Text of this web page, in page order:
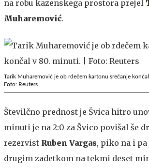
na robu kazenskega prostora prejel
Muharemović.
Tarik Muharemović je ob rdečem kartonu srečanje
Foto: Reuters
Številčno prednost je Švica hitro
minuti je na 2:0 za Švico povišal še
rezervist Ruben Vargas, piko na i
drugim zadetkom na tekmi deset